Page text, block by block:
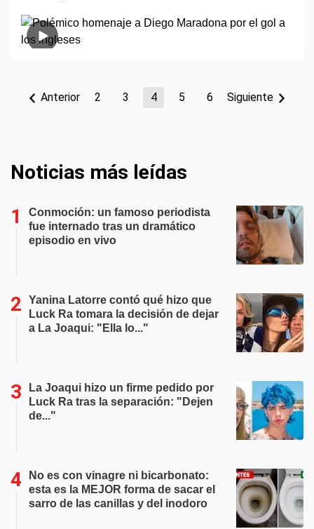
Anterior 2 3 4 5 6 Siguiente
Noticias más leídas
Conmoción: un famoso periodista
fue internado tras un dramático
episodio en vivo
Yanina Latorre contó qué hizo que
Luck Ra tomara la decisión de dejar
a La Joaqui: "Ella lo..."
La Joaqui hizo un firme pedido por
Luck Ra tras la separación: "Dejen
de..."
No es con vinagre ni bicarbonato:
esta es la MEJOR forma de sacar el
sarro de las canillas y del inodoro